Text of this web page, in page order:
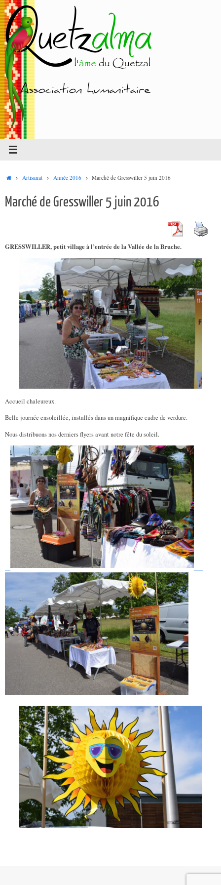
Passer
au
contenu
AccueilArtisanat Année 2016 Marché de Gresswiller 5 juin 2016
Marché de Gresswiller 5 juin 2016
GRESSWILLER, petit village à l’entrée de la Vallée de la Bruche.
Accueil chaleureux.
Belle journée ensoleillée, installés dans un magnifique cadre de verdure.
Nous distribuons nos derniers flyers avant notre fête du soleil.